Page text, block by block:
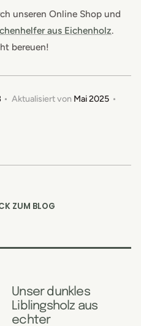
unseren Online Shop und
aus Eichenholz.
bereuen!
Aktualisiert von Mai 2025
ZUM BLOG
Unser dunkles
Liblingsholz aus
echter